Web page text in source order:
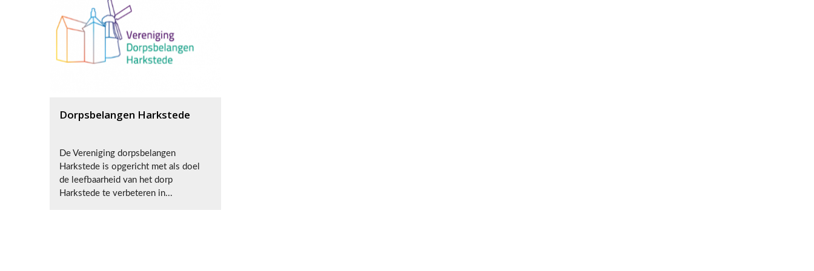
Dorpsbelangen Harkstede
De Vereniging dorpsbelangen
Harkstede is opgericht met als doel
de leefbaarheid van het dorp
Harkstede te verbeteren in...